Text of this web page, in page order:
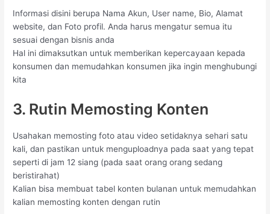
Informasi disini berupa Nama Akun, User name, Bio, Alamat
website, dan Foto profil. Anda harus mengatur semua itu
sesuai dengan bisnis anda
Hal ini dimaksutkan untuk memberikan kepercayaan kepada
konsumen dan memudahkan konsumen jika ingin menghubungi
kita
3. Rutin Memosting Konten
Usahakan memosting foto atau video setidaknya sehari satu
kali, dan pastikan untuk menguploadnya pada saat yang tepat
seperti di jam 12 siang (pada saat orang orang sedang
beristirahat)
Kalian bisa membuat tabel konten bulanan untuk memudahkan
kalian memosting konten dengan rutin